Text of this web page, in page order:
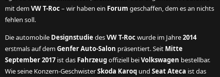
mit demVW T-Roc– wir haben ein Forum geschaffen, dem es an nichts
fehlen soll.
Die automobile Designstudie desVW T-Rocwurde im Jahre2014
erstmals auf demGenfer Auto-Salon präsentiert. Seit Mitte
September 2017 ist das Fahrzeugoffiziell beiVolkswagen bestellbar.
Wie seine Konzern-GeschwisterSkoda Karoq und Seat Ateca ist das